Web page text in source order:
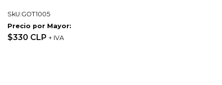
SkU:GOT1005
Precio por Mayor:
$330 CLP + IVA